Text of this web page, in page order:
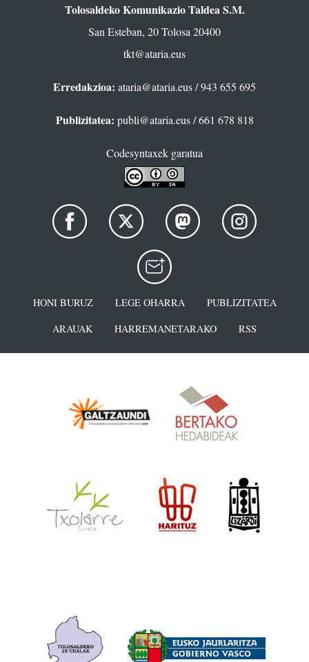
Tolosaldeko Komunikazio Taldea S.M.
San Esteban, 20 Tolosa 20400
tkt@ataria.eus
Erredakzioa: ataria@ataria.eus/ 943 655 695
Publizitatea: publi@ataria.eus/ 661 678 818
Codesyntaxek garatua
HONI BURUZ LEGE OHARRA
PUBLIZITATEA
ARAUAK
HARREMANETARAKO RSS